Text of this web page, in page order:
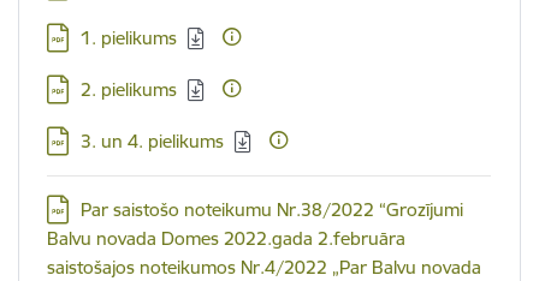
Lejupielādēt:
1. pielikums
Lejupielādēt:
2. pielikums
Lejupielādēt:
3. un 4. pielikums
Lejupielādēt:
Par saistošo noteikumu Nr.38/2022 “Grozījumi
Balvu novada Domes 2022.gada 2.februāra
saistošajos noteikumos Nr.4/2022 „Par Balvu novada